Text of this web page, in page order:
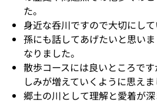
た。
身近な呑川ですので大切にして
孫にも話してあげたいと思い
なりました。
散歩コースには良いところで
しみが増えていくように思えま
郷土の川として理解と愛着が